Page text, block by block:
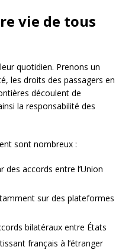
vie de tous
quotidien. Prenons un
les droits des passagers en
découlent de
la responsabilité des
sont nombreux :
des accords entre l’Union
sur des plateformes
bilatéraux entre États
français à l’étranger